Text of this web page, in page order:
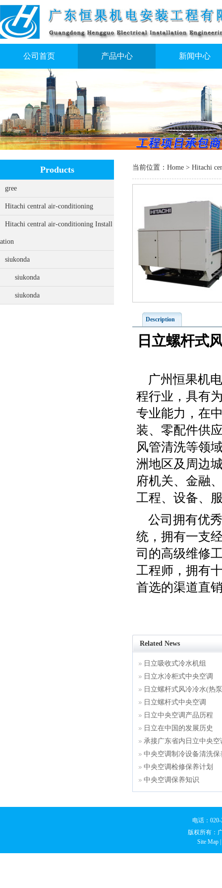
公司首页 产品中心 新闻中心
Products
gree
Hitachi central air-conditioning
Hitachi central air-conditioning Install
ation
siukonda
siukonda
siukonda
当前位置： Home > Hitachi
Description
日立螺杆式
广州恒果机
程行业，具有
专业能力，在
装、零配件供
风管清洗等领
洲地区及周边
府机关、金融
工程、设备、
公司拥有优
统，拥有一支
司的高级维修
工程师，拥有
首选的渠道直
Related News
日立吸收式冷水机组
日立水冷柜式中央空调
日立螺杆式风冷冷水(热
日立螺杆式中央空调
日立中央空调产品历程
日立在中国的发展历史
承接广东省内日立中央
中央空调制冷设备清洗保
中央空调检修保养计划
中央空调保养知识
电话：
版权所有：
Site Map